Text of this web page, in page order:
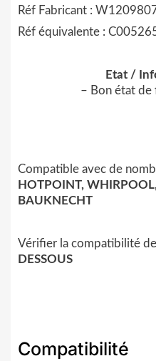
Réf Fabricant :
Réf équivalente :
Etat /
– Bon état
Compatible avec de
HOTPOINT,
BAUKNECHT
Vérifier la compatibilité
DESSOUS
Compatibilité